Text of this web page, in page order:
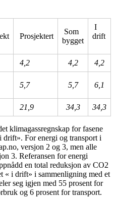
Prosjektert
Som
bygget
I
drift
4,2 4,2 4,2
5,7 5,7 6,1
21,9 34,3 34,3
klimagassregnskap for fasene
drift». For energi og transport i
versjon 2 og 3, men alle
3. Referansen for energi
en total reduksjon av CO2
« i drift» i sammenligning med et
seg igjen med 55 prosent for
og 6 prosent for transport.